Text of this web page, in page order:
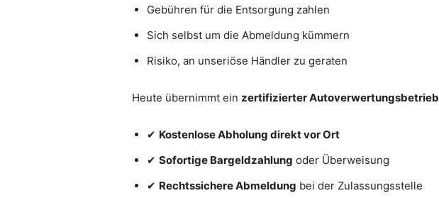
Gebühren für die Entsorgung zahlen
Sich selbst um die Abmeldung kümmern
Risiko, an unseriöse Händler zu geraten
Heute übernimmt ein zertifizierter Autoverwertungsbetrieb
✔ Kostenlose Abholung direkt vor Ort
✔ Sofortige Bargeldzahlung oder Überweisung
✔ Rechtssichere Abmeldung bei der Zulassungsstelle